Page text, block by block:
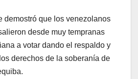
demostró que los venezolanos
desde muy tempranas
a votar dando el respaldo y
derechos de la soberanía de